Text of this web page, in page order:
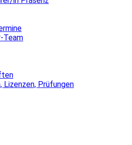
Team
Lizenzen, Prüfungen